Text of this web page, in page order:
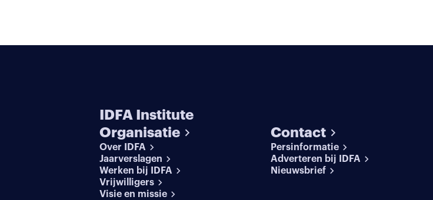
IDFA Institute
Organisatie
Over IDFA
Jaarverslagen
Werken bij IDFA
Vrijwilligers
Visie en missie
Contact
Persinformatie
Adverteren bij IDFA
Nieuwsbrief